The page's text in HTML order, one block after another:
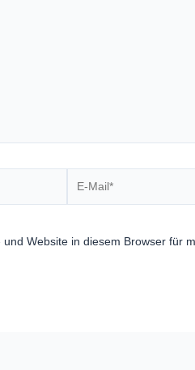
Mail*
und Website in diesem Browser für